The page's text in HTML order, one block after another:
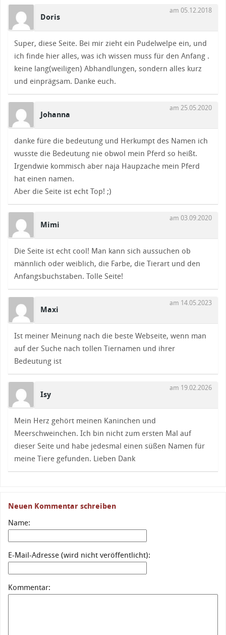
Doris
am 05.12.2018
Super, diese Seite. Bei mir zieht ein Pudelwelpe ein, und
ich finde hier alles, was ich wissen muss für den Anfang .
keine lang(weiligen) Abhandlungen, sondern alles kurz
und einprägsam. Danke euch.
Johanna
am 25.05.2020
danke füre die bedeutung und Herkumpt des Namen ich
wusste die Bedeutung nie obwol mein Pferd so heißt.
Irgendwie kommisch aber naja Haupzache mein Pferd
hat einen namen.
Aber die Seite ist echt Top! ;)
Mimi
am 03.09.2020
Die Seite ist echt cool! Man kann sich aussuchen ob
männlich oder weiblich, die Farbe, die Tierart und den
Anfangsbuchstaben. Tolle Seite!
Maxi
am 14.05.2023
Ist meiner Meinung nach die beste Webseite, wenn man
auf der Suche nach tollen Tiernamen und ihrer
Bedeutung ist
Isy
am 19.02.2026
Mein Herz gehört meinen Kaninchen und
Meerschweinchen. Ich bin nicht zum ersten Mal auf
dieser Seite und habe jedesmal einen süßen Namen für
meine Tiere gefunden. Lieben Dank
Neuen Kommentar schreiben
Name:
E-Mail-Adresse (wird nicht veröffentlicht):
Kommentar: